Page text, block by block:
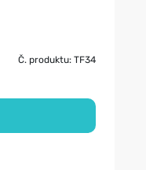
Č. produktu: TF34